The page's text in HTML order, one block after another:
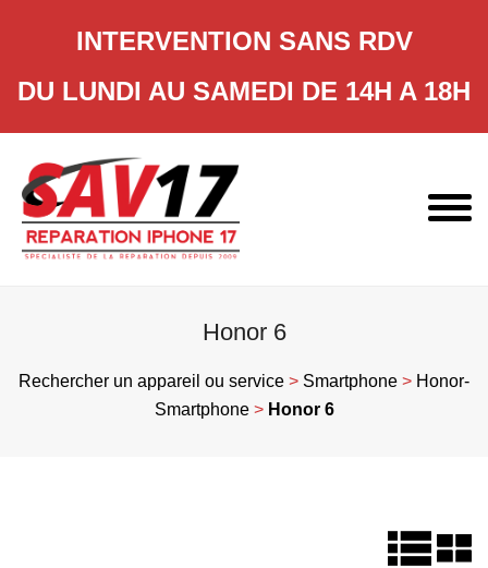
INTERVENTION SANS RDV
DU LUNDI AU SAMEDI DE 14H A 18H
content
Honor 6
Rechercher un appareil ou service > Smartphone > Honor-
Smartphone> Honor 6